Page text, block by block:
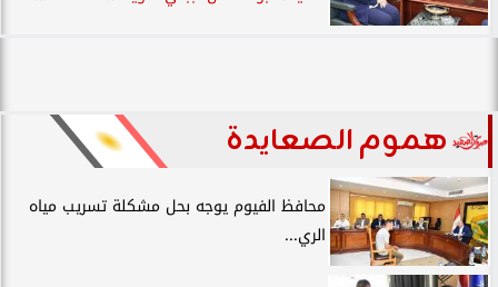
هموم الصعايدة
محافظ الفيوم يوجه بحل مشكلة تسريب مياه
الري...